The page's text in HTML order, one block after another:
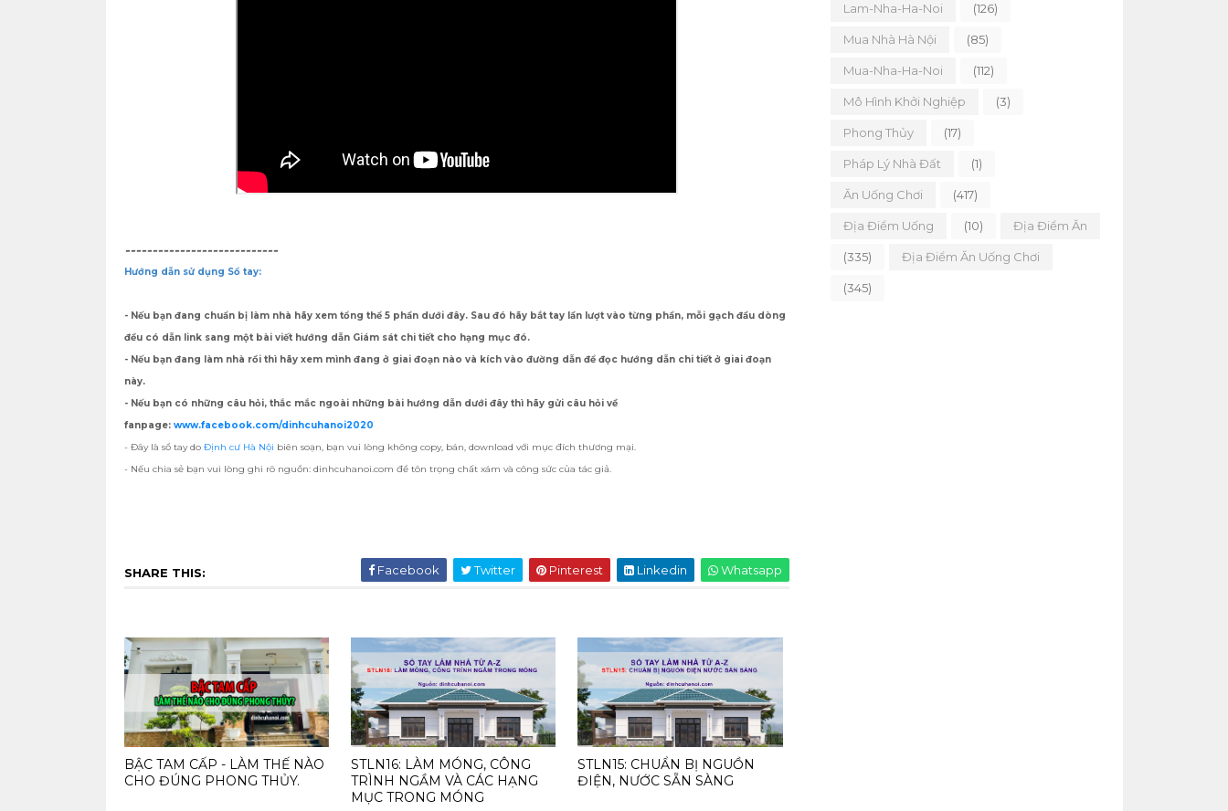
----------------------------
Hướng dẫn sử dụng Sổ tay:
- Nếu bạn đang chuẩn bị làm nhà hãy xem tổng thể 5 phần dưới đây. Sau đó hãy bắt tay lần lượt vào từng phần, mỗi gạch đầu dòng
đều có dẫn link sang một bài viết hướng dẫn Giám sát chi tiết cho hạng mục đó.
- Nếu bạn đang làm nhà rồi thì hãy xem mình đang ở giai đoạn nào và kích vào đường dẫn để đọc hướng dẫn chi tiết ở giai đoạn
này.
- Nếu bạn có những câu hỏi, thắc mắc ngoài những bài hướng dẫn dưới đây thì hãy gửi câu hỏi về
fanpage: www.facebook.com/dinhcuhanoi2020
- Đây là sổ tay do Định cư Hà Nội biên soạn, bạn vui lòng không copy, bán, download với mục đích thương mại.
- Nếu chia sẻ bạn vui lòng ghi rõ nguồn: dinhcuhanoi.com để tôn trọng chất xám và công sức của tác giả.
SHARE THIS: Facebook Twitter Pinterest Linkedin Whatsapp
BẬC TAM CẤP - LÀM THẾ NÀO
CHO ĐÚNG PHONG THỦY.
STLN16: LÀM MÓNG, CÔNG
TRÌNH NGẦM VÀ CÁC HẠNG
MỤC TRONG MÓNG
STLN15: CHUẨN BỊ NGUỒN
ĐIỆN, NƯỚC SẴN SÀNG
Lam-Nha-Ha-Noi (126)
Mua Nhà Hà Nội (85)
Mua-Nha-Ha-Noi (112)
Mô Hình Khởi Nghiệp (3)
Phong Thủy (17)
Pháp Lý Nhà Đất (1)
Ăn Uống Chơi (417)
Địa Điểm Uống (10) Địa Điểm Ăn
(335) Địa Điểm Ăn Uống Chơi
(345)